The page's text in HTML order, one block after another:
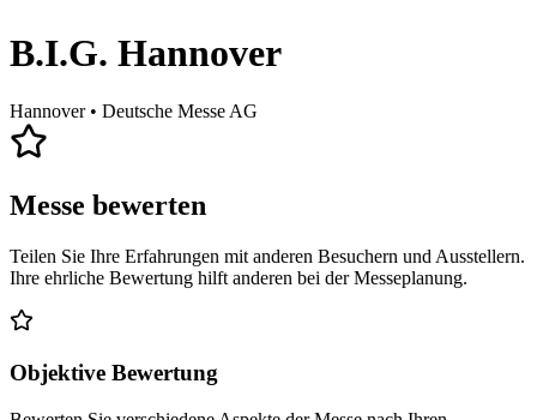
B.I.G. Hannover
Hannover • Deutsche Messe AG
Messe bewerten
Teilen Sie Ihre Erfahrungen mit anderen Besuchern und Ausstellern.
Ihre ehrliche Bewertung hilft anderen bei der Messeplanung.
Objektive Bewertung